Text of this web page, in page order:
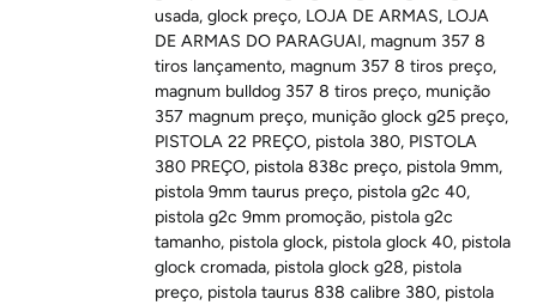
usada,glock preço, LOJA DE ARMAS, LOJA
DE ARMAS DO PARAGUAI, magnum 357 8
tiros lançamento, magnum 357 8 tiros preço,
magnum bulldog 357 8 tiros preço, munição
357 magnum preço, munição glock g25 preço,
PISTOLA 22 PREÇO, pistola 380, PISTOLA
380 PREÇO, pistola 838c preço, pistola 9mm,
pistola 9mm taurus preço, pistola g2c 40,
pistola g2c 9mm promoção, pistola g2c
tamanho, pistola glock, pistola glock 40, pistola
glock cromada, pistola glock g28, pistola
preço, pistola taurus 838 calibre 380, pistola